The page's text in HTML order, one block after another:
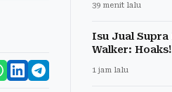
39 menit lalu
Isu Jual Supra
Walker: Hoaks!
1 jam lalu